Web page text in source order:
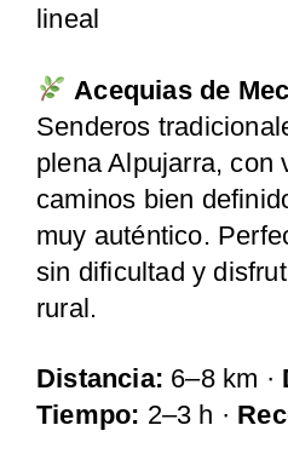
lineal
Acequias de
Senderos
plena Alpujarra, con
caminos bien
muy auténtico.
sin dificultad y
rural.
Distancia: 6–8 km ·
Tiempo: 2–3 h ·